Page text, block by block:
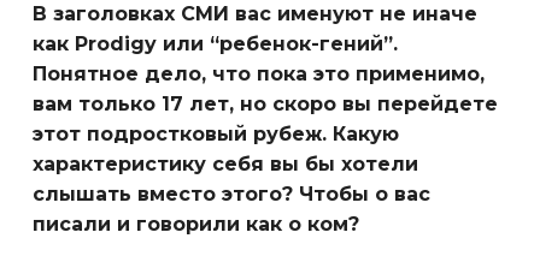
В заголовках СМИ вас именуют не иначе
как Prodigy или “ребенок-гений”.
Понятное дело, что пока это применимо,
вам только 17 лет, но скоро вы перейдете
этот подростковый рубеж. Какую
характеристику себя вы бы хотели
слышать вместо этого? Чтобы о вас
писали и говорили как о ком?